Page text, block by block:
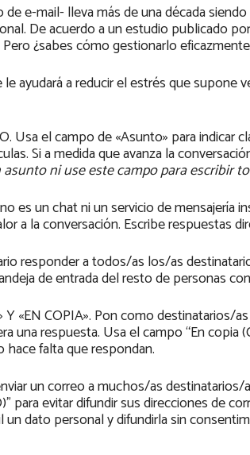
e-mail- lleva más de una década
De acuerdo a un estudio publicado
¿sabes cómo gestionarlo
ayudará a reducir el estrés que supone
Usa el campo de «Asunto» para indicar
Si a medida que avanza la
ni use este campo para escribir
es un chat ni un servicio de mensajería
a la conversación. Escribe respuestas
responder a todos/as los/as
de entrada del resto de personas
«EN COPIA». Pon como destinatarios/
respuesta. Usa el campo “En copia
falta que respondan.
un correo a muchos/as
para evitar difundir sus direcciones de
dato personal y difundirla sin